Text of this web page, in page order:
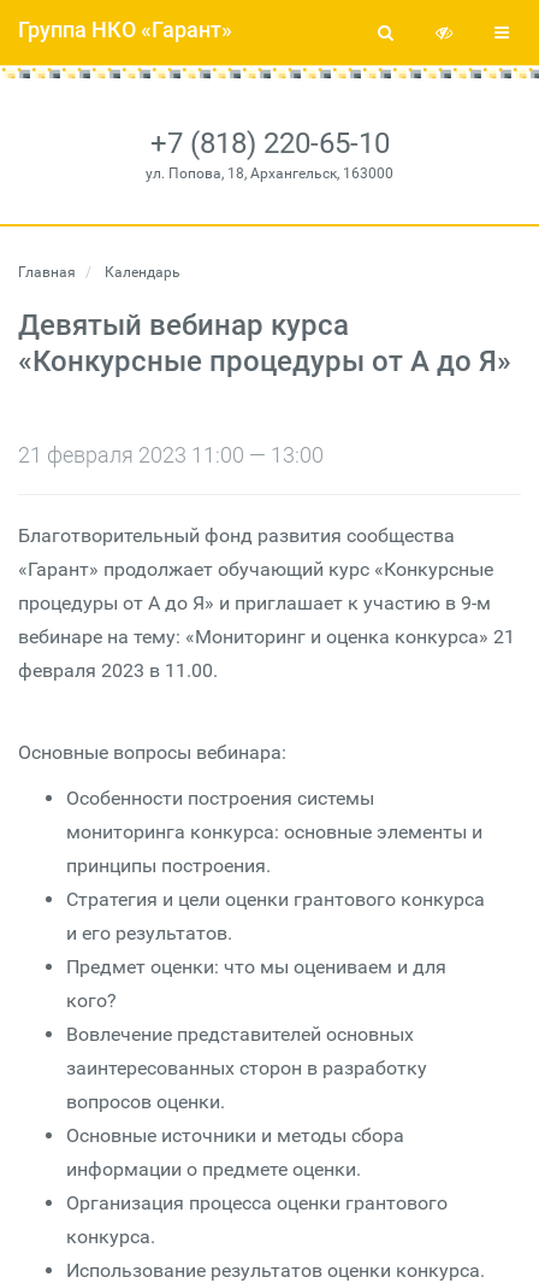
+7 (818) 220-65-10
ул. Попова, 18, Архангельск, 163000
Группа НКО «Гарант»
Главная Календарь
Девятый вебинар курса
«Конкурсные процедуры от А до Я»
21 февраля 2023 11:00 — 13:00
Благотворительный фонд развития сообщества
«Гарант» продолжает обучающий курс «Конкурсные
процедуры от А до Я» и приглашает к участию в 9-м
вебинаре на тему: «Мониторинг и оценка конкурса» 21
февраля 2023 в 11.00.
Основные вопросы вебинара:
Особенности построения системы
мониторинга конкурса: основные элементы и
принципы построения.
Стратегия и цели оценки грантового конкурса
и его результатов.
Предмет оценки: что мы оцениваем и для
кого?
Вовлечение представителей основных
заинтересованных сторон в разработку
вопросов оценки.
Основные источники и методы сбора
информации о предмете оценки.
Организация процесса оценки грантового
конкурса.
Использование результатов оценки конкурса.